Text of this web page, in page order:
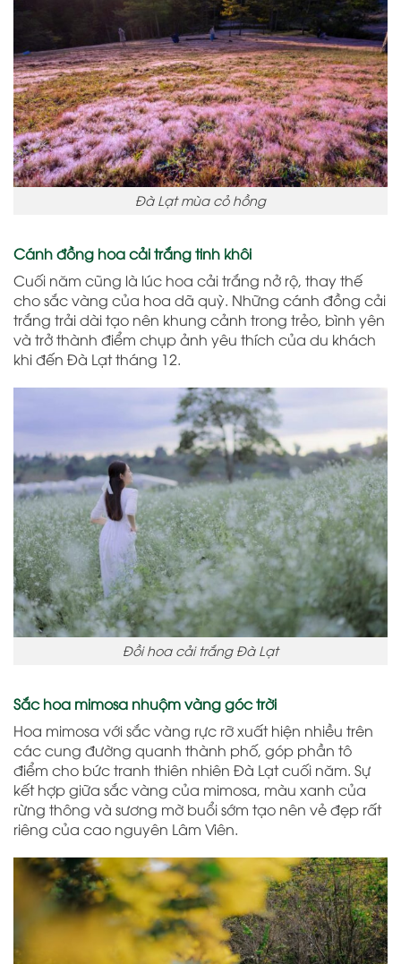
Đà Lạt mùa cỏ hồng
Cánh đồng hoa cải trắng tinh khôi
Cuối năm cũng là lúc hoa cải trắng nở rộ, thay thế
cho sắc vàng của hoa dã quỳ. Những cánh đồng cải
trắng trải dài tạo nên khung cảnh trong trẻo, bình yên
và trở thành điểm chụp ảnh yêu thích của du khách
khi đến Đà Lạt tháng 12.
Đồi hoa cải trắng Đà Lạt
Sắc hoa mimosa nhuộm vàng góc trời
Hoa mimosa với sắc vàng rực rỡ xuất hiện nhiều trên
các cung đường quanh thành phố, góp phần tô
điểm cho bức tranh thiên nhiên Đà Lạt cuối năm. Sự
kết hợp giữa sắc vàng của mimosa, màu xanh của
rừng thông và sương mờ buổi sớm tạo nên vẻ đẹp rất
riêng của cao nguyên Lâm Viên.